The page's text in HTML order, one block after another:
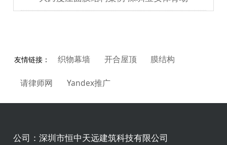
友情链接： 织物幕墙 开合屋顶 膜结构
请律师网 Yandex推广
公司：深圳市恒中天远建筑科技有限公司